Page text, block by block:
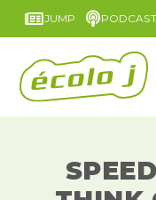
JUMP PODCAST